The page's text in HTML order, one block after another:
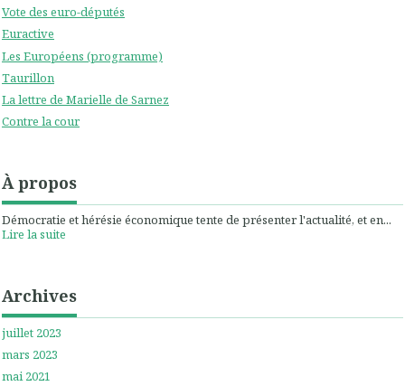
Vote des euro-députés
Euractive
Les Européens (programme)
Taurillon
La lettre de Marielle de Sarnez
Contre la cour
À propos
Démocratie et hérésie économique tente de présenter l'actualité, et en...
Lire la suite
Archives
juillet 2023
mars 2023
mai 2021